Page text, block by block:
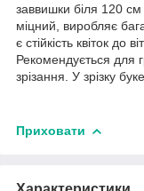
заввишки біля 120
міцний, виробляє
є стійкість квіток до
Рекомендується для
зрізання. У зрізку
Приховати